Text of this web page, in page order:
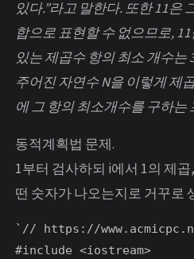
있다.”라고 말한다. 또한 11은
합으로 표현할 수 없으므로,
있는 제곱수 항의 최소 개수는
주어진 자연수 N을 이렇게 제
에 그 항의 최소개수를 구하
동적계획법 문제.
1부터 검사하되 i에서 1의 제
떤 숫자가 나오는지로 거꾸로
`// https://
#include <iostream>